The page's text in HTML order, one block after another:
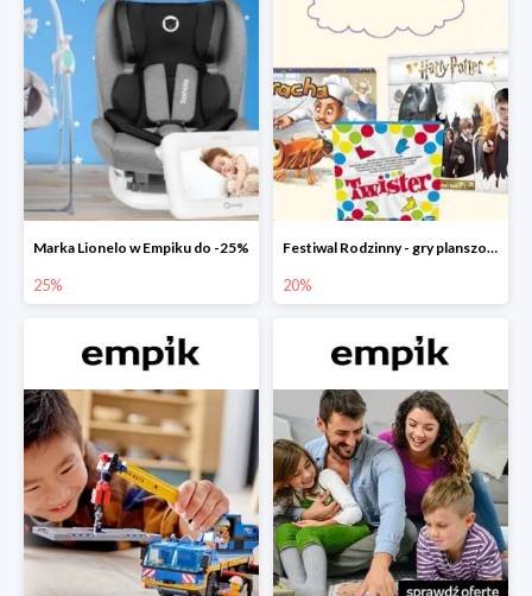
Marka Lionelo w Empiku do -25%
25%
Festiwal Rodzinny - gry planszowe w Empiku do -20%
20%